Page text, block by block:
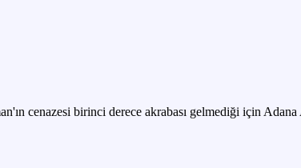
cenazesi birinci derece akrabası gelmediği için